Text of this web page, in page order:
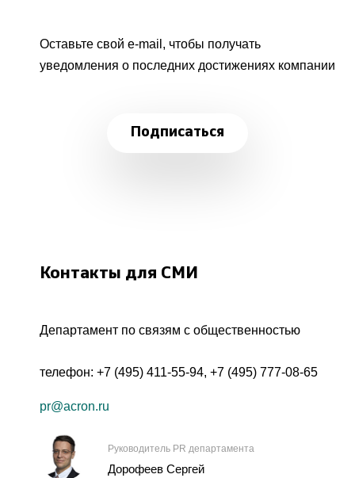
Оставьте свой e-mail, чтобы получать
уведомления о последних достижениях компании
Подписаться
Контакты для СМИ
Департамент по связям с общественностью
телефон: +7 (495) 411-55-94, +7 (495) 777-08-65
pr@acron.ru
Руководитель PR департамента
Дорофеев Сергей